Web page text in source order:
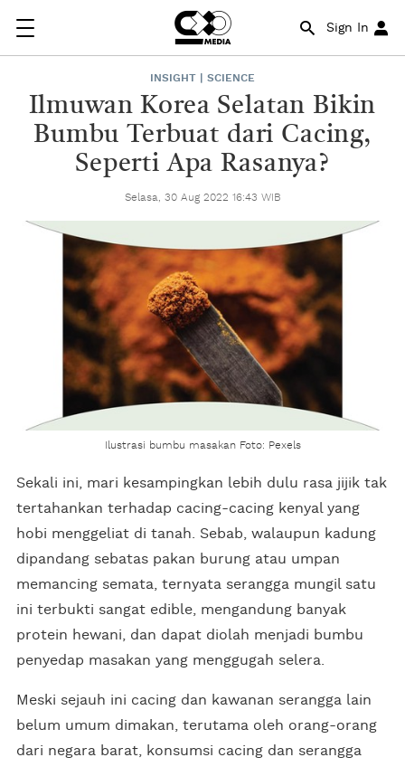
Sign In
INSIGHT | SCIENCE
Ilmuwan Korea Selatan Bikin
Bumbu Terbuat dari Cacing,
Seperti Apa Rasanya?
Selasa, 30 Aug 2022 16:43 WIB
Ilustrasi bumbu masakan Foto: Pexels
Sekali ini, mari kesampingkan lebih dulu rasa jijik tak
tertahankan terhadap cacing-cacing kenyal yang
hobi menggeliat di tanah. Sebab, walaupun kadung
dipandang sebatas pakan burung atau umpan
memancing semata, ternyata serangga mungil satu
ini terbukti sangat edible, mengandung banyak
protein hewani, dan dapat diolah menjadi bumbu
penyedap masakan yang menggugah selera.
Meski sejauh ini cacing dan kawanan serangga lain
belum umum dimakan, terutama oleh orang-orang
dari negara barat, konsumsi cacing dan serangga